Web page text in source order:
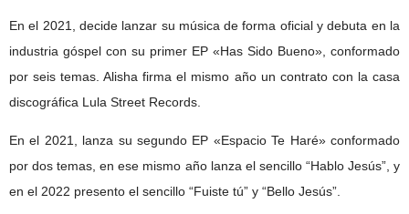
En el 2021, decide lanzar su música de forma oficial y debuta en la
industria góspel con su primer EP «Has Sido Bueno», conformado
por seis temas. Alisha firma el mismo año un contrato con la casa
discográfica Lula Street Records.
En el 2021, lanza su segundo EP «Espacio Te Haré» conformado
por dos temas, en ese mismo año lanza el sencillo “Hablo Jesús”, y
en el 2022 presento el sencillo “Fuiste tú” y “Bello Jesús”.